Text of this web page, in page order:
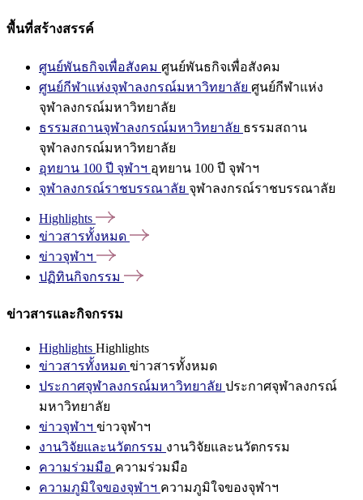
พื้นที่สร้างสรรค์
ศูนย์พันธกิจเพื่อสังคม ศูนย์พันธกิจเพื่อสังคม
ศูนย์กีฬาแห่งจุฬาลงกรณ์มหาวิทยาลัย ศูนย์กีฬาแห่ง
จุฬาลงกรณ์มหาวิทยาลัย
ธรรมสถานจุฬาลงกรณ์มหาวิทยาลัย ธรรมสถาน
จุฬาลงกรณ์มหาวิทยาลัย
อุทยาน 100 ปี จุฬาฯ อุทยาน 100 ปี จุฬาฯ
จุฬาลงกรณ์ราชบรรณาลัย จุฬาลงกรณ์ราชบรรณาลัย
Highlights
ข่าวสารทั้งหมด
ข่าวจุฬาฯ
ปฏิทินกิจกรรม
ข่าวสารและกิจกรรม
Highlights Highlights
ข่าวสารทั้งหมด ข่าวสารทั้งหมด
ประกาศจุฬาลงกรณ์มหาวิทยาลัย ประกาศจุฬาลงกรณ์
มหาวิทยาลัย
ข่าวจุฬาฯ ข่าวจุฬาฯ
งานวิจัยและนวัตกรรม งานวิจัยและนวัตกรรม
ความร่วมมือ ความร่วมมือ
ความภูมิใจของจุฬาฯ ความภูมิใจของจุฬาฯ